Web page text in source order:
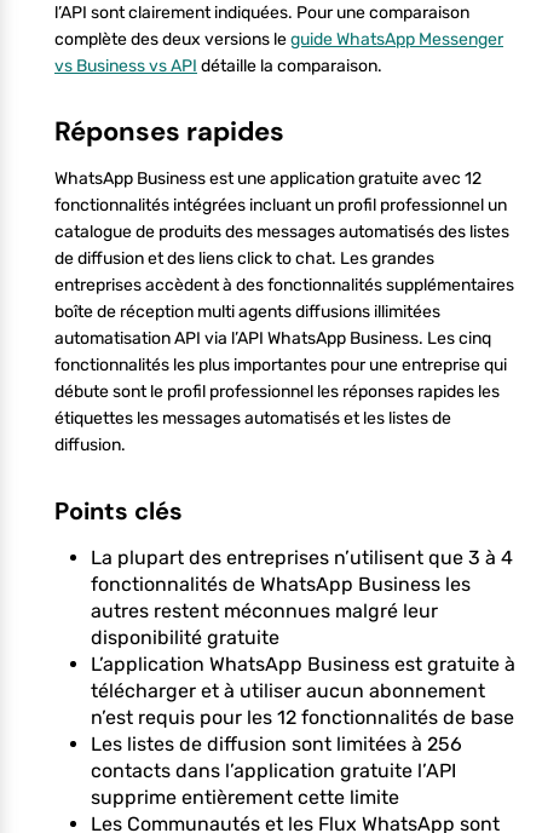
l’API sont clairement indiquées. Pour une comparaison
complète des deux versions leguide WhatsApp Messenger
vs Business vs API détaille la comparaison.
Réponses rapides
WhatsApp Business est une application gratuite avec 12
fonctionnalités intégrées incluant un profil professionnel un
catalogue de produits des messages automatisés des listes
de diffusion et des liens click to chat. Les grandes
entreprises accèdent à des fonctionnalités supplémentaires
boîte de réception multi agents diffusions illimitées
automatisation API via l’API WhatsApp Business. Les cinq
fonctionnalités les plus importantes pour une entreprise qui
débute sont le profil professionnel les réponses rapides les
étiquettes les messages automatisés et les listes de
diffusion.
Points clés
La plupart des entreprises n’utilisent que 3 à 4
fonctionnalités de WhatsApp Business les
autres restent méconnues malgré leur
disponibilité gratuite
L’application WhatsApp Business est gratuite à
télécharger et à utiliser aucun abonnement
n’est requis pour les 12 fonctionnalités de base
Les listes de diffusion sont limitées à 256
contacts dans l’application gratuite l’API
supprime entièrement cette limite
Les Communautés et les Flux WhatsApp sont